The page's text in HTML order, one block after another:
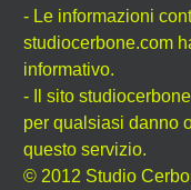
- Le informazioni
studiocerbone.com
informativo.
- Il sito
per qualsiasi danno
questo servizio.
© 2012 Studio